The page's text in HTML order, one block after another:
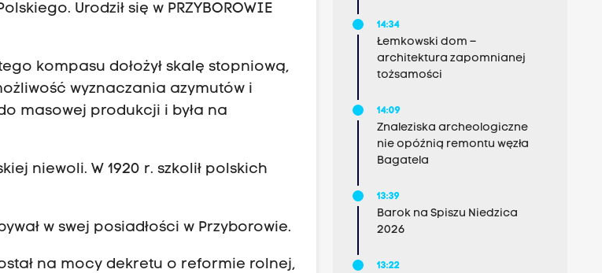
Urodził się w PRZYBOROWIE
kompasu dołożył skalę stopniową,
wyznaczania azymutów i
masowej produkcji i była na
niewoli. W 1920 r. szkolił polskich
w swej posiadłości w Przyborowie.
na mocy dekretu o reformie rolnej,
14:34
Łemkowski dom –
architektura zapomnianej
tożsamości
14:09
Znaleziska archeologiczne
nie opóźnią remontu węzła
Bagatela
13:39
Barok na Spiszu Niedzica
2026
13:22